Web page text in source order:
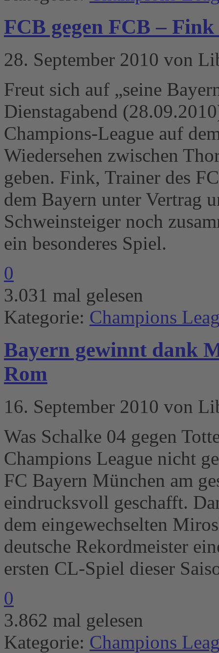
FCB gegen FCB –
28. September 2010 von
Freut sich auf „seine
Dienstagabend
Champions-League auf
Wiedersehen zwischen
geben. Fink, Trainer des
dem Bayern unter Vertrag
Schweinsteiger noch
ein besonderes Spiel.
0
3.031 mal gelesen
Kategorie: Champions
Bayern gewinnt dank
Rom
16. September 2010 von
Was Schalke 04 gegen
Champions League nicht
FC Bayern München am
eindrucksvoll geschafft.
dem eingewechselten
deutsche Rekordmeister
ersten CL-Spiel dieser
0
3.862 mal gelesen
Kategorie: Champions